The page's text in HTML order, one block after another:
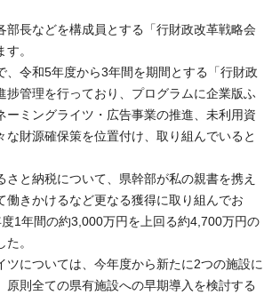
部長などを構成員とする「行財政改革戦略会
。
、令和5年度から3年間を期間とする「行財政
捗管理を行っており、プログラムに企業版ふ
ーミングライツ・広告事業の推進、未利用資
な財源確保策を位置付け、取り組んでいると
さと納税について、県幹部が私の親書を携え
働きかけるなど更なる獲得に取り組んでお
1年間の約3,000万円を上回る約4,700万円の
。
ツについては、今年度から新たに2つの施設に
原則全ての県有施設への早期導入を検討する